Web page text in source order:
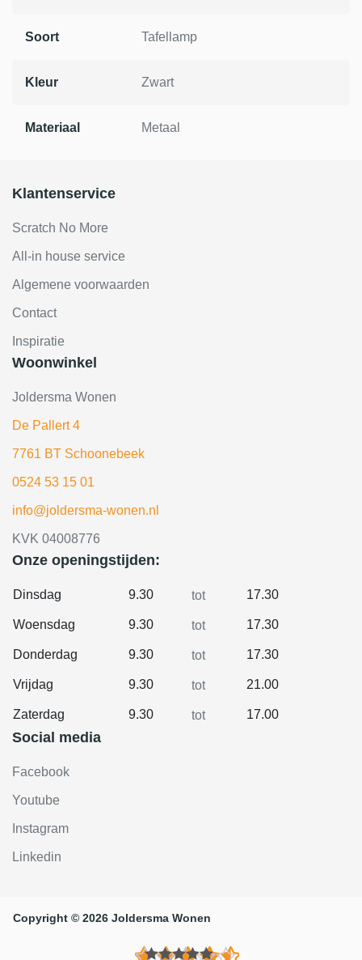
Soort Tafellamp
Kleur Zwart
Materiaal Metaal
Klantenservice
Scratch No More
All-in house service
Algemene voorwaarden
Contact
Inspiratie
Woonwinkel
Joldersma Wonen
De Pallert 4
7761 BT Schoonebeek
0524 53 15 01
info@joldersma-wonen.nl
KVK 04008776
Onze openingstijden:
Dinsdag 9.30 tot 17.30
Woensdag 9.30 tot 17.30
Donderdag 9.30 tot 17.30
Vrijdag 9.30 tot 21.00
Zaterdag 9.30 tot 17.00
Social media
Facebook
Youtube
Instagram
Linkedin
Copyright © 2026 Joldersma Wonen